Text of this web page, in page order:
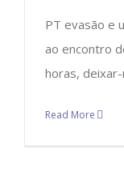
PT evasão e
ao encontro
horas,
Read More